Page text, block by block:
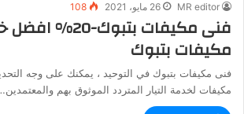
MR editor 26 مايو، 2021 108
فنى مكيفات
مكيفات بتبوك
فنى مكيفات بتبوك في التوحيد ، يمكنك على وجه
مكيفات لخدمة التيار المتردد الموثوق بهم